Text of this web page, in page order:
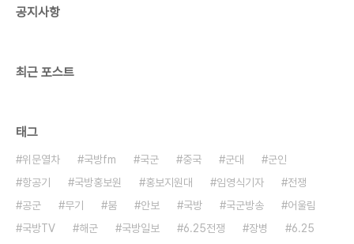
공지사항
최근 포스트
태그
위문열차 국방fm 국군 중국 군대
군인
항공기
국방홍보원 홍보지원대 임영식기자
전쟁
공군
무기 붐 안보 국방 국군방송
어울림
국방TV
해군 국방일보 6.25전쟁 장병
6.25